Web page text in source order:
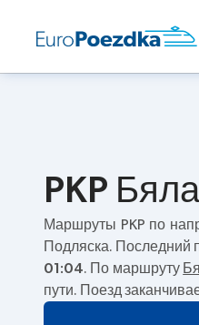
PKP
Маршруты PKP по
Подляска. Последний
01:04. По маршруту
пути. Поезд